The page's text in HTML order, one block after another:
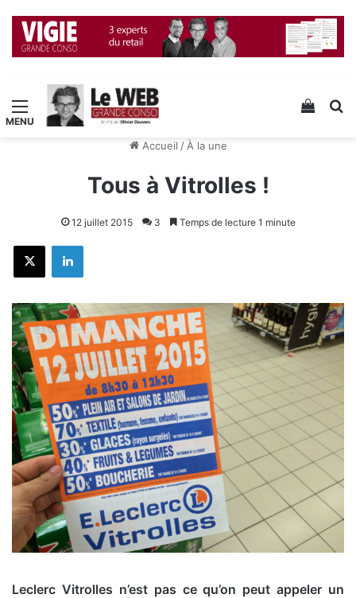
Menu Voir
Accueil / À la une
Tous à Vitrolles !
12 juillet 2015 3 Temps de lecture 1 minute
X Linkedin
Leclerc Vitrolles n’est pas ce qu’on peut appeler un